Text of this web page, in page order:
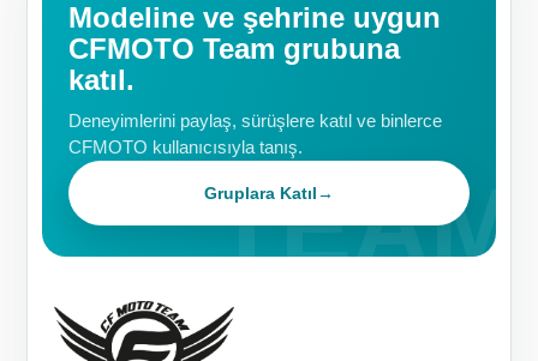
Modeline ve şehrine uygun
CFMOTO Team grubuna
katıl.
Deneyimlerini paylaş, sürüşlere katıl ve binlerce
CFMOTO kullanıcısıyla tanış.
Gruplara Katıl→